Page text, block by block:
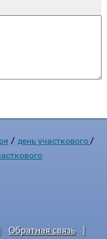
/ день участкового/
Обратная связь